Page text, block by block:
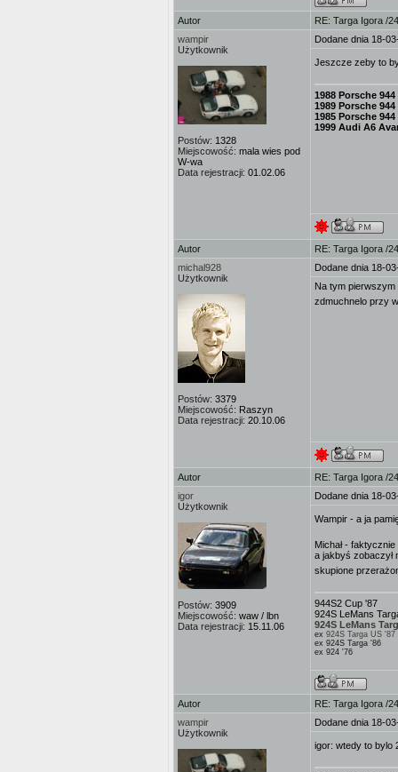
Autor
RE: Targa Igora /
wampir
Użytkownik
Postów: 1328
Miejscowość: mala wies pod
W-wa
Data rejestracji: 01.02.06
Dodane dnia 18-
Jeszcze zeby to
1988 Porsche 944
1989 Porsche
1985 Porsche 944
1999 Audi A6
Autor
RE: Targa Igora /
michal928
Użytkownik
Postów: 3379
Miejscowość: Raszyn
Data rejestracji: 20.10.06
Dodane dnia 18-
Na tym
zdmuchnelo przy
Autor
RE: Targa Igora /
igor
Użytkownik
Postów: 3909
Miejscowość: waw / lbn
Data rejestracji: 15.11.06
Dodane dnia 18-
Wampir - a ja
Michał -
a jakbyś zobaczył
skupione
944S2 Cup '87
924S LeMans
924S LeMans
ex 924S Targa US '87
ex 924S Targa '86
ex 924 '76
Autor
RE: Targa Igora /
wampir
Użytkownik
Dodane dnia 18-
igor: wtedy to bylo